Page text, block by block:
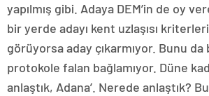
yapılmış gibi. Adaya DEM’in de oy
bir yerde adayı kent uzlaşısı
görüyorsa aday çıkarmıyor. Bunu
protokole falan bağlamıyor. Düne
anlaştık, Adana’. Nerede anlaştık?